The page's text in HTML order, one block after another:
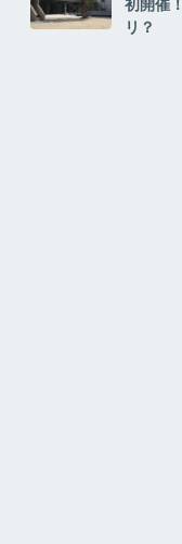
初開催
リ？